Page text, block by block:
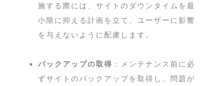
施する際には、サイトのダウンタイムを最
小限に抑える計画を立て、ユーザーに影響
を与えないように配慮します。
バックアップの取得 ：メンテナンス前に必
ずサイトのバックアップを取得し、問題が